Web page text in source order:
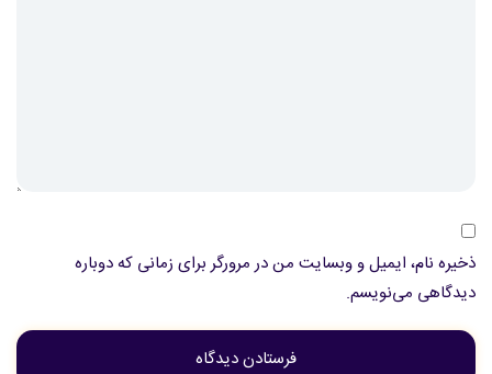
ذخیره نام، ایمیل و وبسایت من در مرورگر برای زمانی که دوباره
دیدگاهی می‌نویسم.